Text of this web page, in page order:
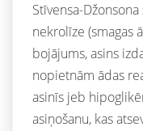
Stīvensa-
nekrolīze (smagas
bojājums, asins
nopietnām ādas
asinīs jeb
asiņošanu, kas